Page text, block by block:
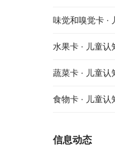
味觉和嗅觉卡 ·
水果卡 · 儿童认
蔬菜卡 · 儿童认
食物卡 · 儿童认
信息动态